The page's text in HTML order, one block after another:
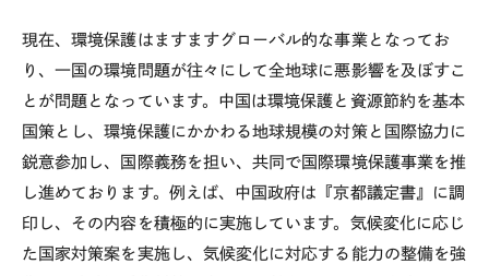
現在、環境保護はますますグローバル的な事業となってお
り、一国の環境問題が往々にして全地球に悪影響を及ぼすこ
とが問題となっています。中国は環境保護と資源節約を基本
国策とし、環境保護にかかわる地球規模の対策と国際協力に
鋭意参加し、国際義務を担い、共同で国際環境保護事業を推
し進めております。例えば、中国政府は『京都議定書』に調
印し、その内容を積極的に実施しています。気候変化に応じ
た国家対策案を実施し、気候変化に対応する能力の整備を強